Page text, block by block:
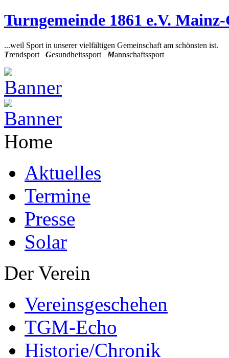
Turngemeinde 1861 e.V.
...weil Sport in unserer vielfältigen Gemeinschaft am schönsten ist.
Trendsport Gesundheitssport Mannschaftssport
Home
Aktuelles
Termine
Presse
Solar
Der Verein
Vereinsgeschehen
TGM-Echo
Historie/Chronik